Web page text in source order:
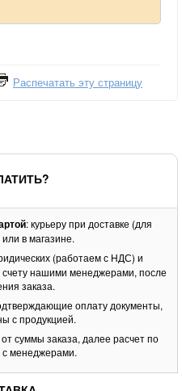
Распечатать эту страницу
: курьеру при доставке (для
в магазине.
(работаем с НДС) и
нашими менеджерами, после
заказа.
оплату документы,
с продукцией.
суммы заказа, далее расчет по
с менеджерами.